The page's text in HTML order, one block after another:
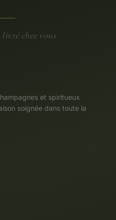
chez vous
et spiritueux
soignée dans toute la